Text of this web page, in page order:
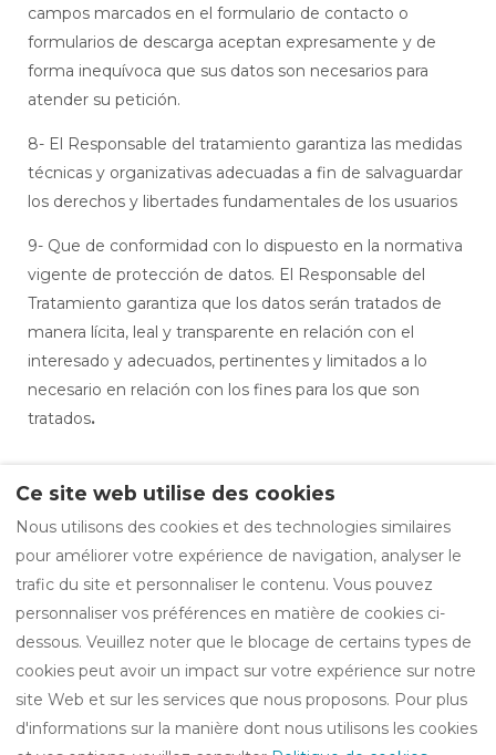
campos marcados en el formulario de contacto o
formularios de descarga aceptan expresamente y de
forma inequívoca que sus datos son necesarios para
atender su petición.
8- El Responsable del tratamiento garantiza las medidas
técnicas y organizativas adecuadas a fin de salvaguardar
los derechos y libertades fundamentales de los usuarios
9- Que de conformidad con lo dispuesto en la normativa
vigente de protección de datos. El Responsable del
Tratamiento garantiza que los datos serán tratados de
manera lícita, leal y transparente en relación con el
interesado y adecuados, pertinentes y limitados a lo
necesario en relación con los fines para los que son
tratados.
Politique de confidentialité
Mentions légales
Politique de cookies
Plus d'informations sur les cookies
Français 943 84 14 29
Ce site web utilise des cookies
Nous utilisons des cookies et des technologies similaires
pour améliorer votre expérience de navigation, analyser le
trafic du site et personnaliser le contenu. Vous pouvez
personnaliser vos préférences en matière de cookies ci-
dessous. Veuillez noter que le blocage de certains types de
cookies peut avoir un impact sur votre expérience sur notre
site Web et sur les services que nous proposons. Pour plus
d'informations sur la manière dont nous utilisons les cookies